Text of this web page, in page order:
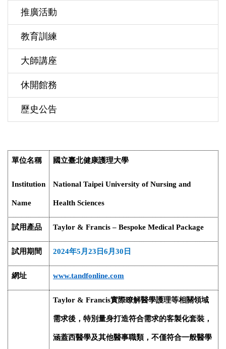
推廣活動
教育訓練
大師講座
休開館務
歷史公告
單位名稱
Institution
Name
國立臺北健康護理大學
National Taipei University of Nursing and
Health Sciences
試用產品 Taylor & Francis – Bespoke Medical Package
試用期間 2024年5 月 23 日6 月 30 日
網址 www.tandfonline.com
Taylor & Francis實際瞭解醫學護理等相關領域
需求後，特別量身打造符合需求的客製化套裝，
涵蓋西醫學及其他醫事職類，不僅符合一般醫學